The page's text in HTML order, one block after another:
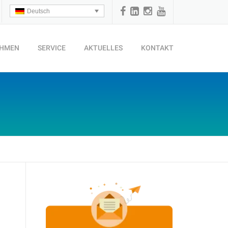
Deutsch
SERVICE AKTUELLES KONTAKT